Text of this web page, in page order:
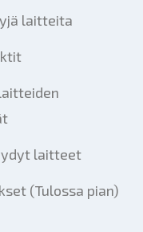
laitteita
laitteet
(Tulossa pian)